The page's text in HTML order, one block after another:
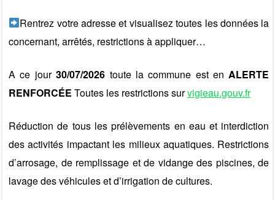
Rentrez votre adresse et visualisez toutes les données la
concernant, arrêtés, restrictions à appliquer…
A ce jour30/07/2026 toute la commune est enALERTE
RENFORCÉE Toutes les restrictions survigieau.gouv.fr
Réduction de tous les prélèvements en eau et interdiction
des activités impactant les milieux aquatiques. Restrictions
d’arrosage, de remplissage et de vidange des piscines, de
lavage des véhicules et d’irrigation de cultures.